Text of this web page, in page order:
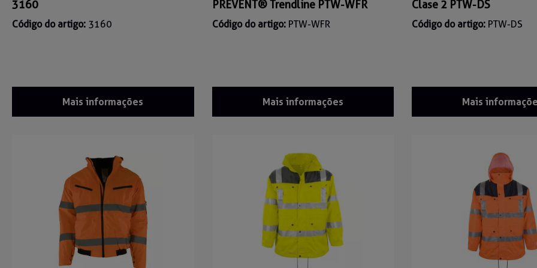
3160
Código do artigo: 3160
Mais informações
PREVENT® Trendline PTW-WFR
Código do artigo: PTW-WFR
Mais informações
Clase 2 PTW-DS
Código do artigo: PTW-DS
Mais